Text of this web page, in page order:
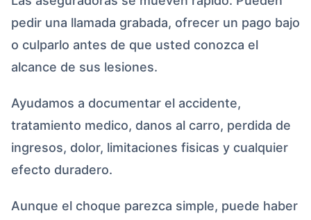
pedir una llamada grabada, ofrecer un pago bajo
o culparlo antes de que usted conozca el
alcance de sus lesiones.
Ayudamos a documentar el accidente,
tratamiento medico, danos al carro, perdida de
ingresos, dolor, limitaciones fisicas y cualquier
efecto duradero.
Aunque el choque parezca simple, puede haber